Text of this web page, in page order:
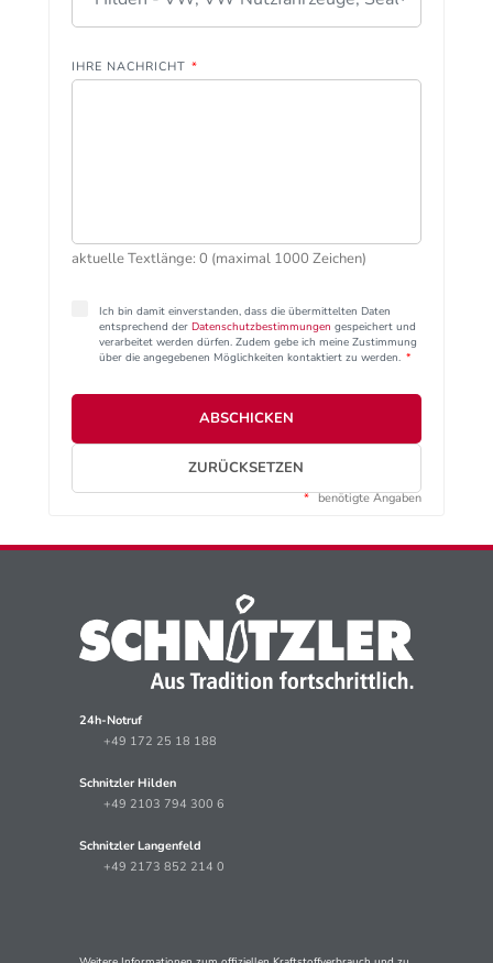
IHRE NACHRICHT *
aktuelle Textlänge: 0 (maximal 1000 Zeichen)
Ich bin damit einverstanden, dass die übermittelten Daten
entsprechend der Datenschutzbestimmungen gespeichert und
verarbeitet werden dürfen. Zudem gebe ich meine Zustimmung
über die angegebenen Möglichkeiten kontaktiert zu werden. *
ABSCHICKEN
ZURÜCKSETZEN
* benötigte Angaben
24h-Notruf
+49 172 25 18 188
Schnitzler Hilden
+49 2103 794 300 6
Schnitzler Langenfeld
+49 2173 852 214 0